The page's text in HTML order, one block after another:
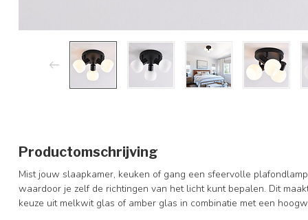
Productomschrijving
Mist jouw slaapkamer, keuken of gang een sfeervolle
waardoor je zelf de richtingen van het licht kunt bepalen. Dit
keuze uit melkwit glas of amber glas in combinatie met een